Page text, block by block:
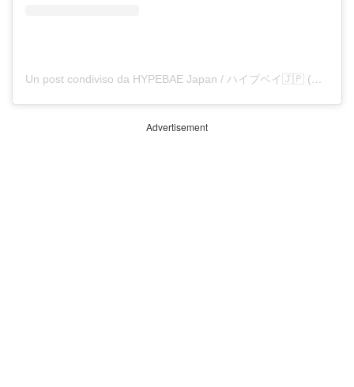
Un post condiviso da HYPEBAE Japan / ハイプベイ🇯🇵 (@hypebaejp)
Advertisement